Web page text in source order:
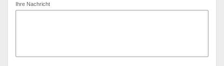
Ihre Nachricht